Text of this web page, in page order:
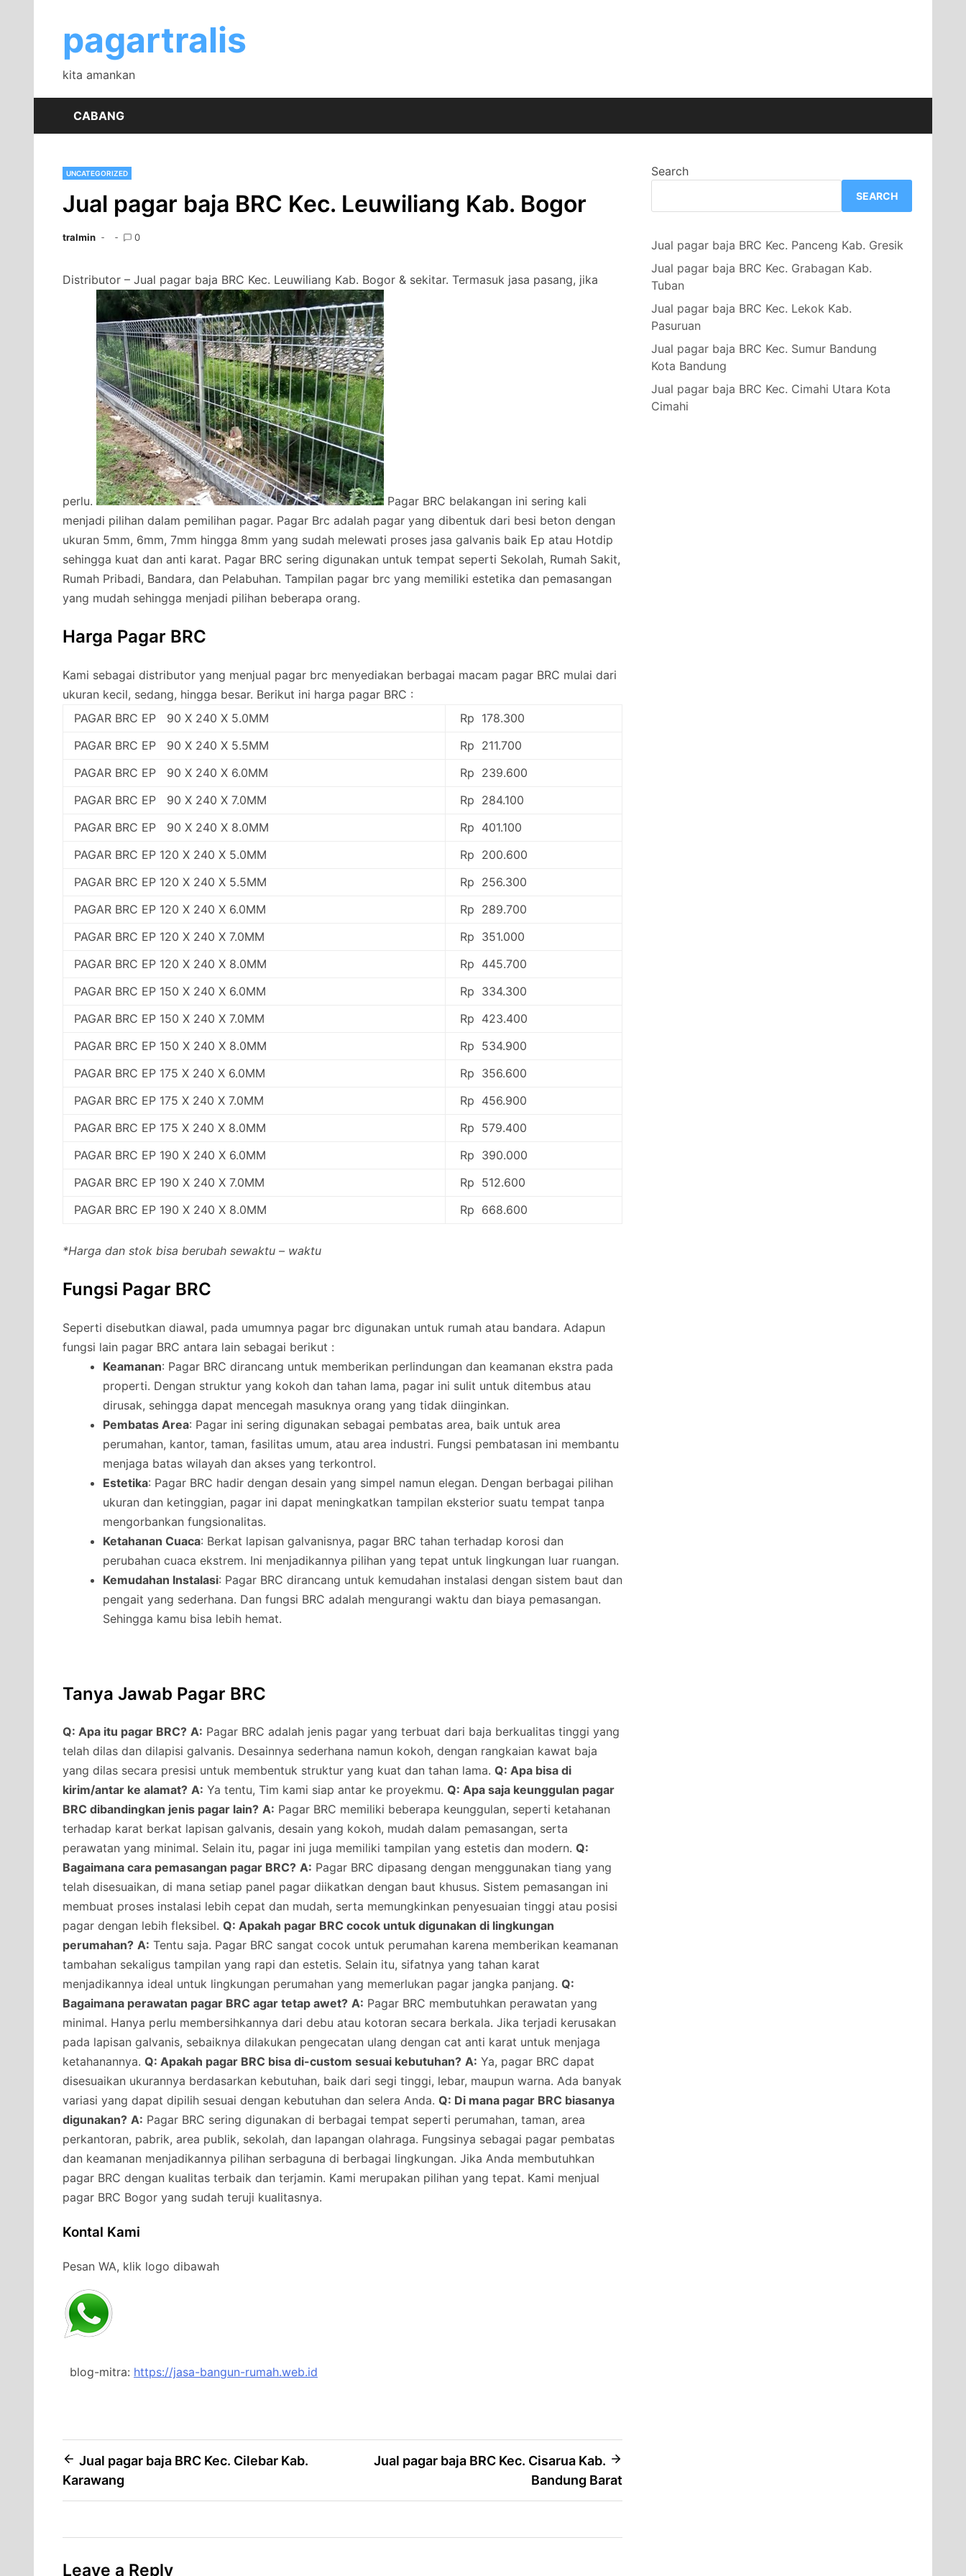
contentpagartralis
kita amankan
CABANG
UNCATEGORIZED
Jual pagar baja BRC Kec. Leuwiliang Kab. Bogor
tralmin 0
Distributor – Jual pagar baja BRC Kec. Leuwiliang Kab. Bogor & sekitar. Termasuk jasa pasang, jika
perlu.
Pagar BRC belakangan ini sering kali
menjadi pilihan dalam pemilihan pagar. Pagar Brc adalah pagar yang dibentuk dari besi beton dengan
ukuran 5mm, 6mm, 7mm hingga 8mm yang sudah melewati proses jasa galvanis baik Ep atau Hotdip
sehingga kuat dan anti karat. Pagar BRC sering digunakan untuk tempat seperti Sekolah, Rumah Sakit,
Rumah Pribadi, Bandara, dan Pelabuhan. Tampilan pagar brc yang memiliki estetika dan pemasangan
yang mudah sehingga menjadi pilihan beberapa orang.
Harga Pagar BRC
Kami sebagai distributor yang menjual pagar brc menyediakan berbagai macam pagar BRC mulai dari
ukuran kecil, sedang, hingga besar. Berikut ini harga pagar BRC :
PAGAR BRC EP 90 X 240 X 5.0MM
Rp 178.300
PAGAR BRC EP 90 X 240 X 5.5MM
Rp 211.700
PAGAR BRC EP 90 X 240 X 6.0MM
Rp 239.600
PAGAR BRC EP 90 X 240 X 7.0MM
Rp 284.100
PAGAR BRC EP 90 X 240 X 8.0MM
Rp 401.100
PAGAR BRC EP 120 X 240 X 5.0MM
Rp 200.600
PAGAR BRC EP 120 X 240 X 5.5MM
Rp 256.300
PAGAR BRC EP 120 X 240 X 6.0MM
Rp 289.700
PAGAR BRC EP 120 X 240 X 7.0MM
Rp 351.000
PAGAR BRC EP 120 X 240 X 8.0MM
Rp 445.700
PAGAR BRC EP 150 X 240 X 6.0MM
Rp 334.300
PAGAR BRC EP 150 X 240 X 7.0MM
Rp 423.400
PAGAR BRC EP 150 X 240 X 8.0MM
Rp 534.900
PAGAR BRC EP 175 X 240 X 6.0MM
Rp 356.600
PAGAR BRC EP 175 X 240 X 7.0MM
Rp 456.900
PAGAR BRC EP 175 X 240 X 8.0MM
Rp 579.400
PAGAR BRC EP 190 X 240 X 6.0MM
Rp 390.000
PAGAR BRC EP 190 X 240 X 7.0MM
Rp 512.600
PAGAR BRC EP 190 X 240 X 8.0MM
Rp 668.600
*Harga dan stok bisa berubah sewaktu – waktu
Fungsi Pagar BRC
Seperti disebutkan diawal, pada umumnya pagar brc digunakan untuk rumah atau bandara. Adapun
fungsi lain pagar BRC antara lain sebagai berikut :
Keamanan: Pagar BRC dirancang untuk memberikan perlindungan dan keamanan ekstra pada
properti. Dengan struktur yang kokoh dan tahan lama, pagar ini sulit untuk ditembus atau
dirusak, sehingga dapat mencegah masuknya orang yang tidak diinginkan.
Pembatas Area: Pagar ini sering digunakan sebagai pembatas area, baik untuk area
perumahan, kantor, taman, fasilitas umum, atau area industri. Fungsi pembatasan ini membantu
menjaga batas wilayah dan akses yang terkontrol.
Estetika: Pagar BRC hadir dengan desain yang simpel namun elegan. Dengan berbagai pilihan
ukuran dan ketinggian, pagar ini dapat meningkatkan tampilan eksterior suatu tempat tanpa
mengorbankan fungsionalitas.
Ketahanan Cuaca: Berkat lapisan galvanisnya, pagar BRC tahan terhadap korosi dan
perubahan cuaca ekstrem. Ini menjadikannya pilihan yang tepat untuk lingkungan luar ruangan.
Kemudahan Instalasi: Pagar BRC dirancang untuk kemudahan instalasi dengan sistem baut dan
pengait yang sederhana. Dan fungsi BRC adalah mengurangi waktu dan biaya pemasangan.
Sehingga kamu bisa lebih hemat.
Tanya Jawab Pagar BRC
Q: Apa itu pagar BRC? A: Pagar BRC adalah jenis pagar yang terbuat dari baja berkualitas tinggi yang
telah dilas dan dilapisi galvanis. Desainnya sederhana namun kokoh, dengan rangkaian kawat baja
yang dilas secara presisi untuk membentuk struktur yang kuat dan tahan lama. Q: Apa bisa di
kirim/antar ke alamat? A: Ya tentu, Tim kami siap antar ke proyekmu. Q: Apa saja keunggulan pagar
BRC dibandingkan jenis pagar lain? A: Pagar BRC memiliki beberapa keunggulan, seperti ketahanan
terhadap karat berkat lapisan galvanis, desain yang kokoh, mudah dalam pemasangan, serta
perawatan yang minimal. Selain itu, pagar ini juga memiliki tampilan yang estetis dan modern. Q:
Bagaimana cara pemasangan pagar BRC? A: Pagar BRC dipasang dengan menggunakan tiang yang
telah disesuaikan, di mana setiap panel pagar diikatkan dengan baut khusus. Sistem pemasangan ini
membuat proses instalasi lebih cepat dan mudah, serta memungkinkan penyesuaian tinggi atau posisi
pagar dengan lebih fleksibel. Q: Apakah pagar BRC cocok untuk digunakan di lingkungan
perumahan? A: Tentu saja. Pagar BRC sangat cocok untuk perumahan karena memberikan keamanan
tambahan sekaligus tampilan yang rapi dan estetis. Selain itu, sifatnya yang tahan karat
menjadikannya ideal untuk lingkungan perumahan yang memerlukan pagar jangka panjang. Q:
Bagaimana perawatan pagar BRC agar tetap awet? A: Pagar BRC membutuhkan perawatan yang
minimal. Hanya perlu membersihkannya dari debu atau kotoran secara berkala. Jika terjadi kerusakan
pada lapisan galvanis, sebaiknya dilakukan pengecatan ulang dengan cat anti karat untuk menjaga
ketahanannya. Q: Apakah pagar BRC bisa di-custom sesuai kebutuhan? A: Ya, pagar BRC dapat
disesuaikan ukurannya berdasarkan kebutuhan, baik dari segi tinggi, lebar, maupun warna. Ada banyak
variasi yang dapat dipilih sesuai dengan kebutuhan dan selera Anda. Q: Di mana pagar BRC biasanya
digunakan? A: Pagar BRC sering digunakan di berbagai tempat seperti perumahan, taman, area
perkantoran, pabrik, area publik, sekolah, dan lapangan olahraga. Fungsinya sebagai pagar pembatas
dan keamanan menjadikannya pilihan serbaguna di berbagai lingkungan. Jika Anda membutuhkan
pagar BRC dengan kualitas terbaik dan terjamin. Kami merupakan pilihan yang tepat. Kami menjual
pagar BRC Bogor yang sudah teruji kualitasnya.
Kontal Kami
Pesan WA, klik logo dibawah
blog-mitra: https://jasa-bangun-rumah.web.id
Post
navigation
Jual pagar baja BRC Kec. Cilebar Kab.
Karawang
Jual pagar baja BRC Kec. Cisarua Kab.
Bandung Barat
Leave a Reply
Search
SEARCH
Jual pagar baja BRC Kec. Panceng Kab. Gresik
Jual pagar baja BRC Kec. Grabagan Kab.
Tuban
Jual pagar baja BRC Kec. Lekok Kab.
Pasuruan
Jual pagar baja BRC Kec. Sumur Bandung
Kota Bandung
Jual pagar baja BRC Kec. Cimahi Utara Kota
Cimahi